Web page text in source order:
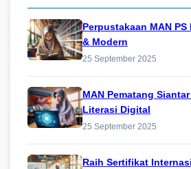
Perpustakaan MAN
& Modern
25 September 2025
MAN Pematang
Literasi Digital
25 September 2025
Raih Sertifikat